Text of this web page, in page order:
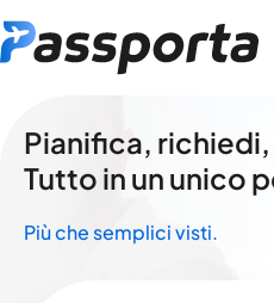
Pianifica,
Tutto in un unico
Più che semplici visti.